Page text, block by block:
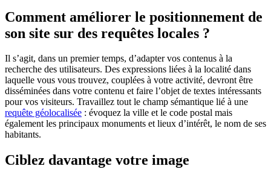
Comment améliorer le positionnement de
son site sur des requêtes locales ?
Il s’agit, dans un premier temps, d’adapter vos contenus à la
recherche des utilisateurs. Des expressions liées à la localité dans
laquelle vous vous trouvez, couplées à votre activité, devront être
disséminées dans votre contenu et faire l’objet de textes intéressants
pour vos visiteurs. Travaillez tout le champ sémantique lié à une
requête géolocalisée : évoquez la ville et le code postal mais
également les principaux monuments et lieux d’intérêt, le nom de ses
habitants.
Ciblez davantage votre image